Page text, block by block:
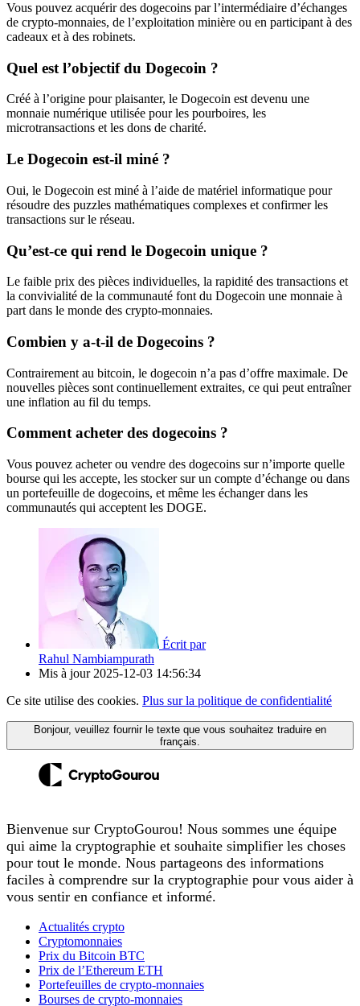
Vous pouvez acquérir des dogecoins par l’intermédiaire d’échanges
de crypto-monnaies, de l’exploitation minière ou en participant à des
cadeaux et à des robinets.
Quel est l’objectif du Dogecoin ?
Créé à l’origine pour plaisanter, le Dogecoin est devenu une
monnaie numérique utilisée pour les pourboires, les
microtransactions et les dons de charité.
Le Dogecoin est-il miné ?
Oui, le Dogecoin est miné à l’aide de matériel informatique pour
résoudre des puzzles mathématiques complexes et confirmer les
transactions sur le réseau.
Qu’est-ce qui rend le Dogecoin unique ?
Le faible prix des pièces individuelles, la rapidité des transactions et
la convivialité de la communauté font du Dogecoin une monnaie à
part dans le monde des crypto-monnaies.
Combien y a-t-il de Dogecoins ?
Contrairement au bitcoin, le dogecoin n’a pas d’offre maximale. De
nouvelles pièces sont continuellement extraites, ce qui peut entraîner
une inflation au fil du temps.
Comment acheter des dogecoins ?
Vous pouvez acheter ou vendre des dogecoins sur n’importe quelle
bourse qui les accepte, les stocker sur un compte d’échange ou dans
un portefeuille de dogecoins, et même les échanger dans les
communautés qui acceptent les DOGE.
Écrit par
Rahul Nambiampurath
Mis à jour 2025-12-03 14:56:34
Ce site utilise des cookies. Plus sur la politique de confidentialité
Bonjour, veuillez fournir le texte que vous souhaitez traduire en
français.
Bienvenue sur CryptoGourou! Nous sommes une équipe
qui aime la cryptographie et souhaite simplifier les choses
pour tout le monde. Nous partageons des informations
faciles à comprendre sur la cryptographie pour vous aider à
vous sentir en confiance et informé.
Actualités crypto
Cryptomonnaies
Prix du Bitcoin BTC
Prix de l’Ethereum ETH
Portefeuilles de crypto-monnaies
Bourses de crypto-monnaies